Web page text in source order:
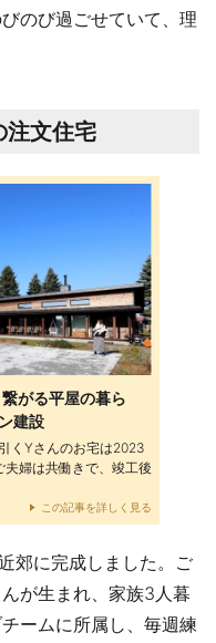
のび過ごせていて、理
注文住宅
がる平屋の暮ら
建設
くYさんのお宅は2023
婦は共働きで、竣工後
この記事を詳しく見る
郊に完成しました。ご
が生まれ、家族3人暮
ームに所属し、毎週練